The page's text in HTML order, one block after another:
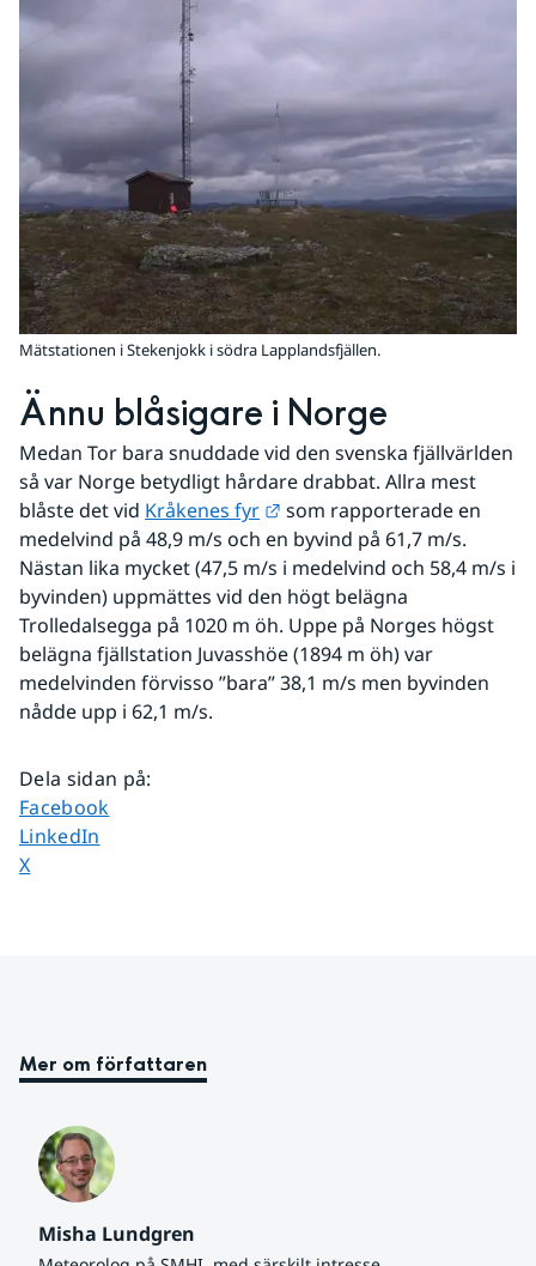
Mätstationen i Stekenjokk i södra Lapplandsfjällen.
Ännu blåsigare i Norge
Medan Tor bara snuddade vid den svenska fjällvärlden
så var Norge betydligt hårdare drabbat. Allra mest
blåste det vid Kråkenes fyr Länk till annan webbplats.
som rapporterade en
medelvind på 48,9 m/s och en byvind på 61,7 m/s.
Nästan lika mycket (47,5 m/s i medelvind och 58,4 m/s i
byvinden) uppmättes vid den högt belägna
Trolledalsegga på 1020 m öh. Uppe på Norges högst
belägna fjällstation Juvasshöe (1894 m öh) var
medelvinden förvisso ”bara” 38,1 m/s men byvinden
nådde upp i 62,1 m/s.
Dela sidan på:
Dela sidan på
Facebook
Dela sidan på
LinkedIn
Dela sidan på
X
Mer om författaren
Misha Lundgren